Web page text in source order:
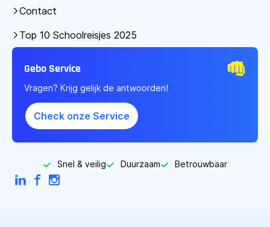
Contact
Top 10 Schoolreisjes 2025
LinkedInFacebook
Instagram
Gebo Service
Vragen? Krijg gelijk de antwoorden!
Check onze Service
Snel & veilig Duurzaam Betrouwbaar